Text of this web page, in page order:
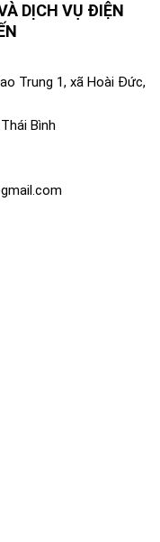
DỊCH VỤ ĐIỆN
Trung 1, xã Hoài Đức,
Bình